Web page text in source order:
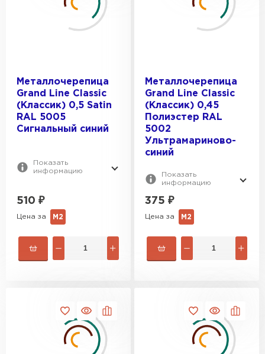
RAL 5015
RAL 5018
RAL 5021
Водная синь
Сигнальный синий
Синий насыщенный
КОЛЛЕКЦИЯ:
Kvinta plus
Kamea
ПОКРЫТИЕ:
Полиэстер
NormanMP
PURETAN®
МАКСИМАЛЬНАЯ ДЛИНА, М:
ВЕС, КГ:
Металлочерепица
Grand Line Classic
(Классик) 0,5 Satin
RAL 5005
Сигнальный синий
Показать
информацию
510 ₽
Цена за М2
Металлочерепица
Grand Line Classic
(Классик) 0,45
Полиэстер RAL
5002
Ультрамариново-
синий
Показать
информацию
375 ₽
Цена за М2